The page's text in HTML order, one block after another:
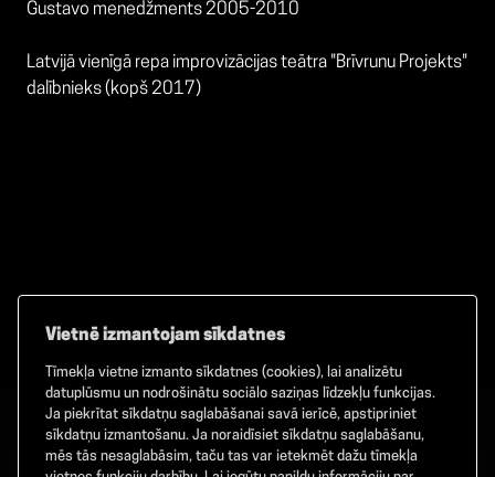
Gustavo menedžments 2005-2010
Latvijā vienīgā repa improvizācijas teātra "Brīvrunu Projekts"
dalībnieks (kopš 2017)
Facebook TikTok Instagram
Vietnē izmantojam sīkdatnes
Tīmekļa vietne izmanto sīkdatnes (cookies), lai analizētu
datuplūsmu un nodrošinātu sociālo saziņas līdzekļu funkcijas.
Ja piekrītat sīkdatņu saglabāšanai savā ierīcē, apstipriniet
sīkdatņu izmantošanu. Ja noraidīsiet sīkdatņu saglabāšanu,
mēs tās nesaglabāsim, taču tas var ietekmēt dažu tīmekļa